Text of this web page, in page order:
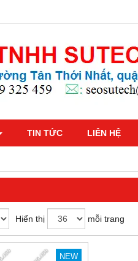
TIN TỨC LIÊN HỆ
Hiển thị mỗi trang
NEW